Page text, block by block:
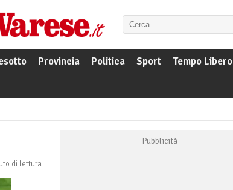
Provincia Politica Sport
Tempo Libero
di lettura